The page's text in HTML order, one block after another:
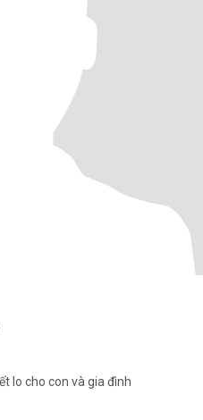
lo cho con và gia đình